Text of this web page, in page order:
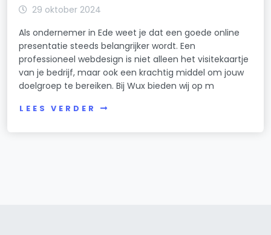
29 oktober 2024
Als ondernemer in Ede weet je dat een goede online
presentatie steeds belangrijker wordt. Een
professioneel webdesign is niet alleen het visitekaartje
van je bedrijf, maar ook een krachtig middel om jouw
doelgroep te bereiken. Bij Wux bieden wij op m
LEES VERDER